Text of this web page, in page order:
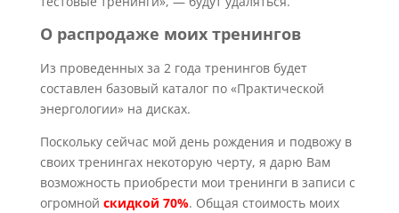
О распродаже моих тренингов
Из проведенных за 2 года тренингов будет
составлен базовый каталог по «Практической
энергологии» на дисках.
Поскольку сейчас мой день рождения и подвожу в
своих тренингах некоторую черту, я дарю Вам
возможность приобрести мои тренинги в записи с
огромной скидкой 70%. Общая стоимость моих